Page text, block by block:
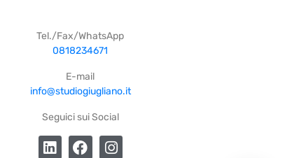
Tel./Fax/WhatsApp
0818234671
E-mail
info@studiogiugliano.it
Seguici sui Social